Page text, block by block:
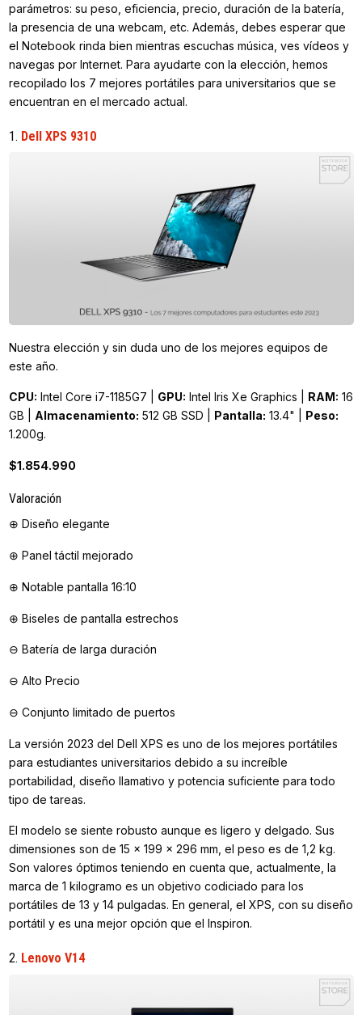
parámetros: su peso, eficiencia, precio, duración de la batería,
la presencia de una webcam, etc. Además, debes esperar que
el Notebook rinda bien mientras escuchas música, ves vídeos y
navegas por Internet. Para ayudarte con la elección, hemos
recopilado los 7 mejores portátiles para universitarios que se
encuentran en el mercado actual.
1. Dell XPS 9310
Nuestra elección y sin duda uno de los mejores equipos de
este año.
CPU: Intel Core i7-1185G7 | GPU: Intel Iris Xe Graphics | RAM: 16
GB | Almacenamiento: 512 GB SSD | Pantalla: 13.4" | Peso:
1.200g.
$1.854.990
Valoración
⊕ Diseño elegante
⊕ Panel táctil mejorado
⊕ Notable pantalla 16:10
⊕ Biseles de pantalla estrechos
⊖ Batería de larga duración
⊖ Alto Precio
⊖ Conjunto limitado de puertos
La versión 2023 del Dell XPS es uno de los mejores portátiles
para estudiantes universitarios debido a su increíble
portabilidad, diseño llamativo y potencia suficiente para todo
tipo de tareas.
El modelo se siente robusto aunque es ligero y delgado. Sus
dimensiones son de 15 x 199 x 296 mm, el peso es de 1,2 kg.
Son valores óptimos teniendo en cuenta que, actualmente, la
marca de 1 kilogramo es un objetivo codiciado para los
portátiles de 13 y 14 pulgadas. En general, el XPS, con su diseño
portátil y es una mejor opción que el Inspiron.
2. Lenovo V14